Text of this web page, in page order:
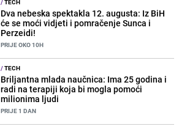
Dva nebeska spektakla 12. augusta: Iz BiH
će se moći vidjeti i pomračenje Sunca i
Perzeidi!
PRIJE OKO 10H
/TECH
Briljantna mlada naučnica: Ima 25 godina i
radi na terapiji koja bi mogla pomoći
milionima ljudi
PRIJE 1 DAN